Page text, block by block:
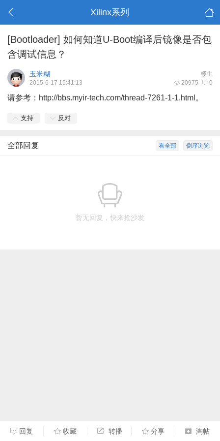
Xilinx系列
[Bootloader] 如何知道U-Boot编译后镜像是否包
含调试信息？
楼主
玉米糊
20975 0
2015-6-17 15:41:13
请参考： http://bbs.myir-tech.com/thread-7261-1-1.html 。
支持 反对
倒序浏览
看全部
全部回复
暂无回复，快来抢沙发
回复 收藏 转播 分享 淘帖